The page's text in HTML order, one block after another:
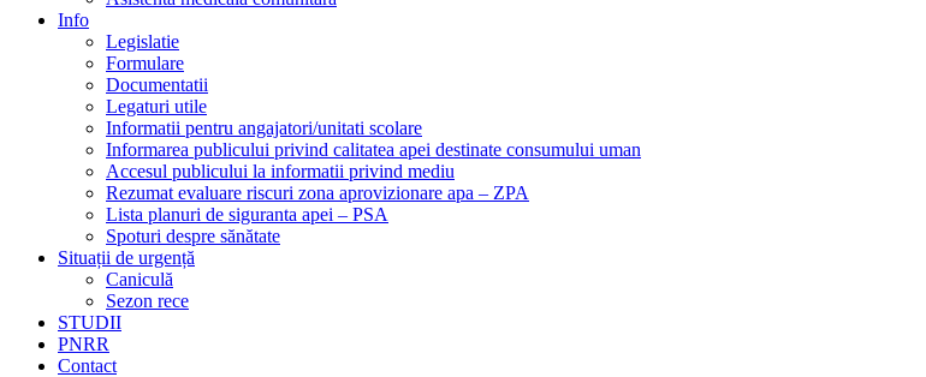
Info
Legislatie
Formulare
Documentatii
Legaturi utile
Informatii pentru angajatori/unitati scolare
Informarea publicului privind calitatea apei destinate consumului uman
Accesul publicului la informatii privind mediu
Rezumat evaluare riscuri zona aprovizionare apa – ZPA
Lista planuri de siguranta apei – PSA
Spoturi despre sănătate
Situații de urgență
Caniculă
Sezon rece
STUDII
PNRR
Contact